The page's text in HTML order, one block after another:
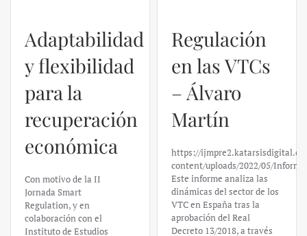
Adaptabilidad
y flexibilidad
para la
recuperación
económica
Con motivo de la II
Jornada Smart
Regulation, y en
colaboración con el
Instituto de Estudios
Regulación
en las VTCs
– Álvaro
Martín
https://
content/uploads/2022/05/
Este informe analiza las
dinámicas del sector de los
VTC en España tras la
aprobación del Real
Decreto 13/2018, a través